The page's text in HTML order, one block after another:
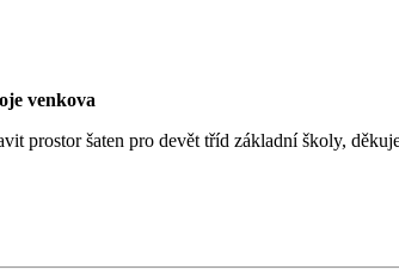
venkova
prostor šaten pro devět tříd základní školy,